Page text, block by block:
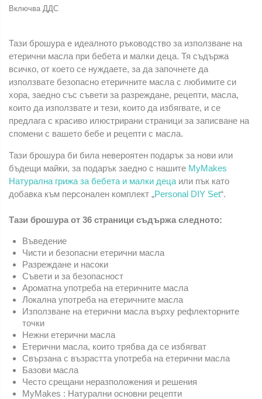
Включва ДДС
Тази брошура е идеалното ръководство за използване на
етерични масла при бебета и малки деца. Тя съдържа
всичко, от което се нуждаете, за да започнете да
използвате безопасно етеричните масла с любимите си
хора, заедно със съвети за разреждане, рецепти, масла,
които да използвате и тези, които да избягвате, и се
предлага с красиво илюстрирани страници за записване на
спомени с вашето бебе и рецепти с масла.
Тази брошура би била невероятен подарък за нови или
бъдещи майки, за подарък заедно с нашите MyMakes
Натурална грижа за бебета и малки деца или пък като
добавка към персонален комплект „Personal DIY Set“.
Тази брошура от 36 страници съдържа следното:
Въведение
Чисти и безопасни етерични масла
Разреждане и насоки
Съвети и за безопасност
Ароматна употреба на етеричните масла
Локална употреба на етеричните масла
Използване на етерични масла върху рефлекторните
точки
Нежни етерични масла
Етерични масла, които трябва да се избягват
Свързана с възрастта употреба на етерични масла
Базови масла
Често срещани неразположения и решения
MyMakes : Натурални основни рецепти